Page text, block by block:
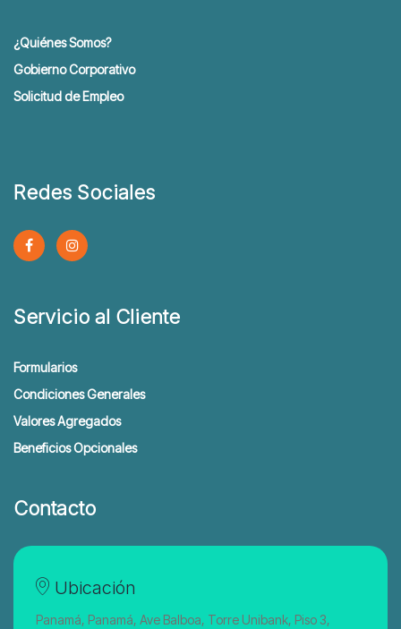
¿Quiénes Somos?
Gobierno Corporativo
Solicitud de Empleo
Redes Sociales
Servicio al Cliente
Formularios
Condiciones Generales
Valores Agregados
Beneficios Opcionales
Contacto
Ubicación
Panamá, Panamá, Ave Balboa, Torre Unibank, Piso 3,